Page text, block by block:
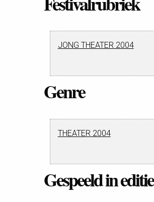
JONG THEATER 2004
Genre
THEATER 2004
Gespeeld in editie